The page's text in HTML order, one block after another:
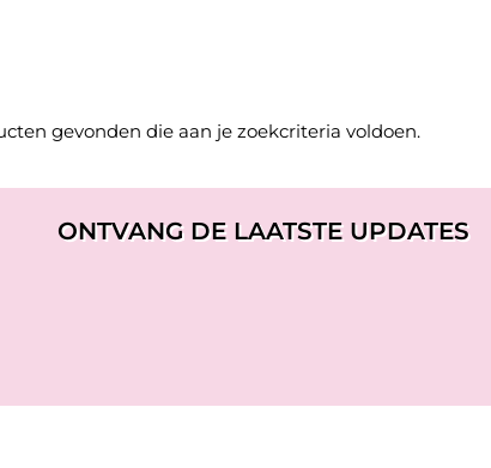
gevonden die aan je zoekcriteria voldoen.
ONTVANG DE LAATSTE UPDATES